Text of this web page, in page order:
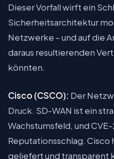
Dieser Vorfall wirft ein
Sicherheitsarchitektur
Netzwerke – und auf die
daraus resultierenden
könnten.
Cisco (CSCO): Der
Druck. SD-WAN ist ein
Wachstumsfeld, und
Reputationsschlag. Cisco
geliefert und transparent